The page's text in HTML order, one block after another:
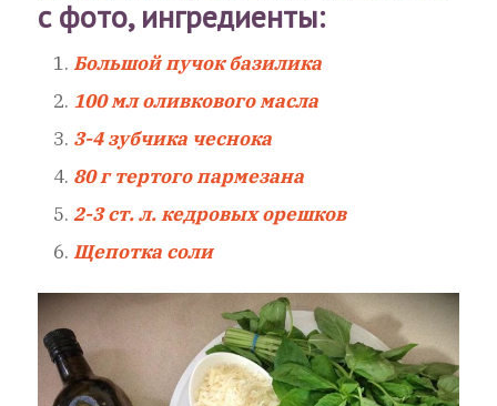
с фото, ингредиенты:
Большой пучок базилика
100 мл оливкового масла
3-4 зубчика чеснока
80 г тертого пармезана
2-3 ст. л. кедровых орешков
Щепотка соли